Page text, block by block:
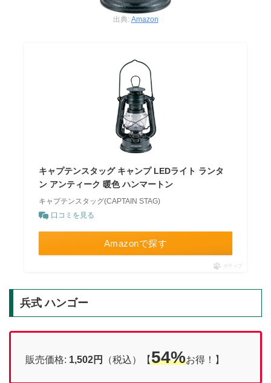
出典: Amazon
キャプテンスタッグ キャンプ LEDライト ランタ
ン アンティーク 暖色 ハンマートン
キャプテンスタッグ(CAPTAIN STAG)
口コミを見る
Amazonで探す
ポチップ
兵式 ハンゴー
販売価格: 1,502円 （税込）【54%お得！】